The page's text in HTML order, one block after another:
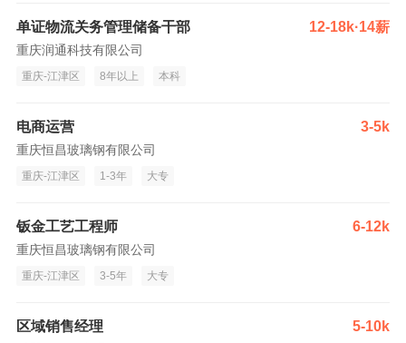
单证物流关务管理储备干部 12-18k·14薪
重庆润通科技有限公司
重庆-江津区 8年以上 本科
电商运营 3-5k
重庆恒昌玻璃钢有限公司
重庆-江津区 1-3年 大专
钣金工艺工程师 6-12k
重庆恒昌玻璃钢有限公司
重庆-江津区 3-5年 大专
区域销售经理 5-10k